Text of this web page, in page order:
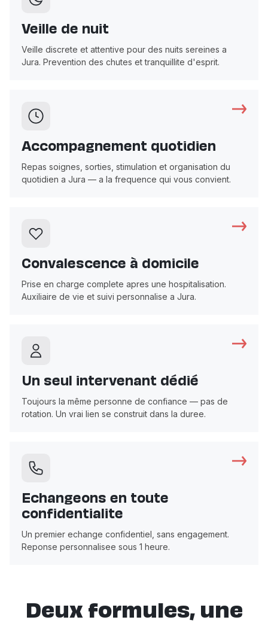
Veille de nuit
Veille discrete et attentive pour des nuits sereines a
Jura. Prevention des chutes et tranquillite d'esprit.
Accompagnement quotidien
Repas soignes, sorties, stimulation et organisation du
quotidien a Jura — a la frequence qui vous convient.
Convalescence à domicile
Prise en charge complete apres une hospitalisation.
Auxiliaire de vie et suivi personnalise a Jura.
Un seul intervenant dédié
Toujours la même personne de confiance — pas de
rotation. Un vrai lien se construit dans la duree.
Echangeons en toute
confidentialite
Un premier echange confidentiel, sans engagement.
Reponse personnalisee sous 1 heure.
Deux formules, une